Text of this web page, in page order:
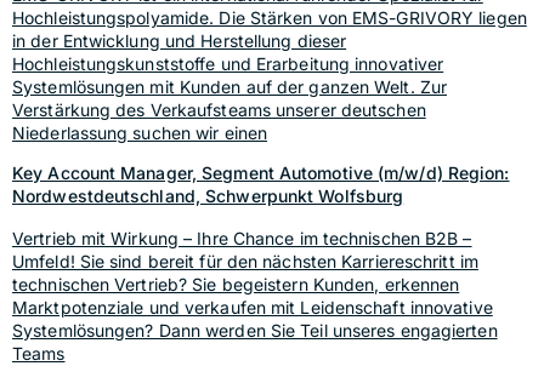
Hochleistungspolyamide. Die Stärken von EMS-GRIVORY liegen
in der Entwicklung und Herstellung dieser
Hochleistungskunststoffe und Erarbeitung innovativer
Systemlösungen mit Kunden auf der ganzen Welt. Zur
Verstärkung des Verkaufsteams unserer deutschen
Niederlassung suchen wir einen
Key Account Manager, Segment Automotive (m/w/d) Region:
Nordwestdeutschland, Schwerpunkt Wolfsburg
Vertrieb mit Wirkung – Ihre Chance im technischen B2B –
Umfeld! Sie sind bereit für den nächsten Karriereschritt im
technischen Vertrieb? Sie begeistern Kunden, erkennen
Marktpotenziale und verkaufen mit Leidenschaft innovative
Systemlösungen? Dann werden Sie Teil unseres engagierten
Teams